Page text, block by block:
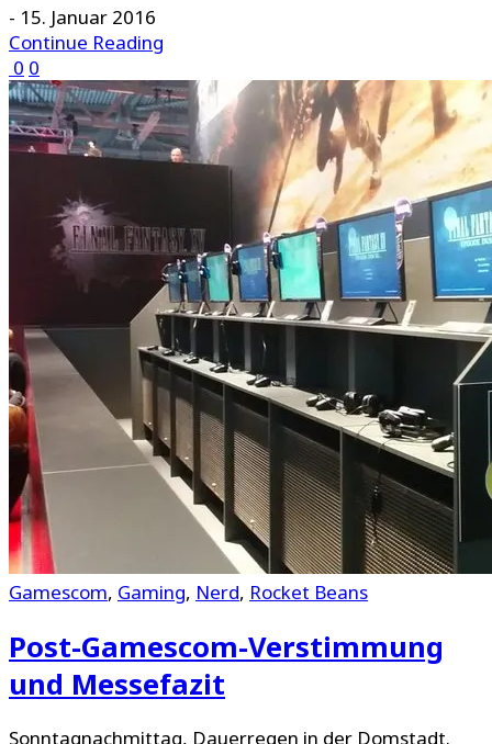
- 15. Januar 2016
Continue Reading
0 0
Gamescom, Gaming, Nerd, Rocket Beans
Post-Gamescom-Verstimmung
und Messefazit
Sonntagnachmittag, Dauerregen in der Domstadt.